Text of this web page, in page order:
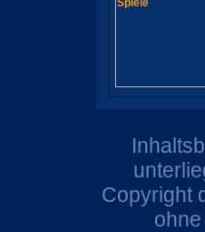
Copyright